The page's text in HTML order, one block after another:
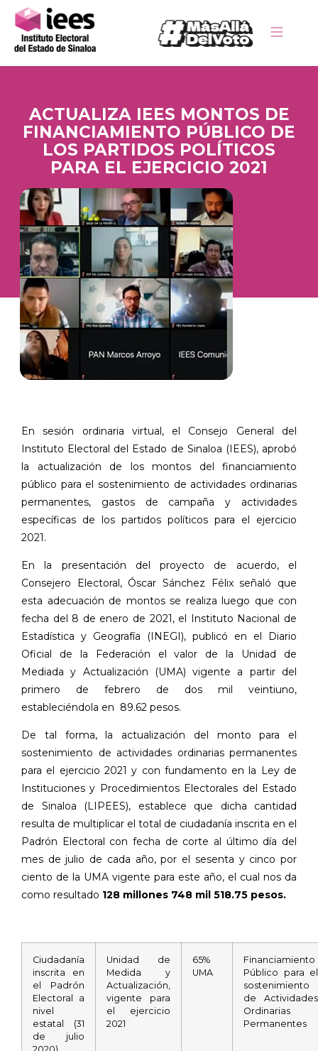
ACTUALIZA IEES MONTOS DE
FINANCIAMIENTO PÚBLICO DE
LOS PARTIDOS POLÍTICOS
PARA EL EJERCICIO 2021
En sesión ordinaria virtual, el Consejo General del
Instituto Electoral del Estado de Sinaloa (IEES), aprobó
la actualización de los montos del financiamiento
público para el sostenimiento de actividades ordinarias
permanentes, gastos de campaña y actividades
específicas de los partidos políticos para el ejercicio
2021.
En la presentación del proyecto de acuerdo, el
Consejero Electoral, Óscar Sánchez Félix señaló que
esta adecuación de montos se realiza luego que con
fecha del 8 de enero de 2021, el Instituto Nacional de
Estadística y Geografía (INEGI), publicó en el Diario
Oficial de la Federación el valor de la Unidad de
Mediada y Actualización (UMA) vigente a partir del
primero de febrero de dos mil veintiuno,
estableciéndola en 89.62 pesos.
De tal forma, la actualización del monto para el
sostenimiento de actividades ordinarias permanentes
para el ejercicio 2021 y con fundamento en la Ley de
Instituciones y Procedimientos Electorales del Estado
de Sinaloa (LIPEES), establece que dicha cantidad
resulta de multiplicar el total de ciudadanía inscrita en el
Padrón Electoral con fecha de corte al último día del
mes de julio de cada año, por el sesenta y cinco por
ciento de la UMA vigente para este año, el cual nos da
como resultado 128 millones 748 mil 518.75 pesos.
Ciudadanía
inscrita en
el Padrón
Electoral a
nivel
estatal (31
de julio
Unidad de
Medida y
Actualización,
vigente para
el ejercicio
2021
65%
UMA
Financiamiento
Público para el
sostenimiento
de Actividades
Ordinarias
Permanentes